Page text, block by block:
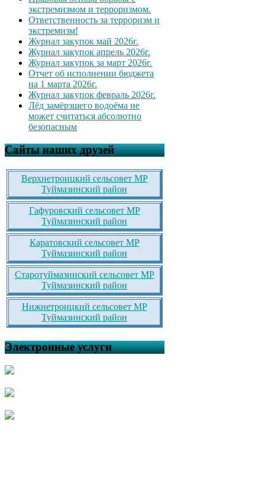
экстремизмом и терроризмом.
Ответственность за терроризм и
экстремизм!
Журнал закупок май 2026г.
Журнал закупок апрель 2026г.
Журнал закупок за март 2026г.
Отчет об исполнении бюджета
на 1 марта 2026г.
Журнал закупок февраль 2026г.
Лёд замёрзшего водоёма не
может считаться абсолютно
безопасным
Сайты наших друзей
Верхнетроицкий сельсовет МР
Туймазинский район
Гафуровский сельсовет МР
Туймазинский район
Каратовский сельсовет МР
Туймазинский район
Старотуймазинский сельсовет МР
Туймазинский район
Нижнетроицкий сельсовет МР
Туймазинский район
Электронные услуги